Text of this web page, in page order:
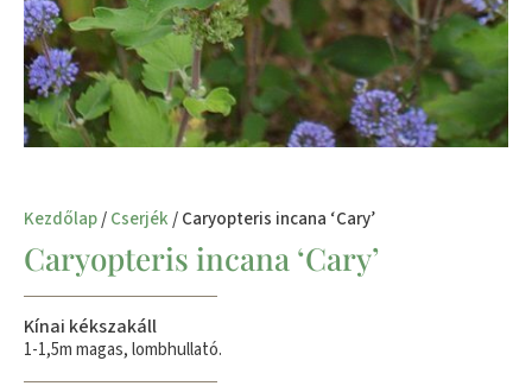
Kezdőlap/Cserjék/ Caryopteris incana ‘Cary’
Caryopteris incana ‘Cary’
Kínai kékszakáll
1-1,5m magas, lombhullató.